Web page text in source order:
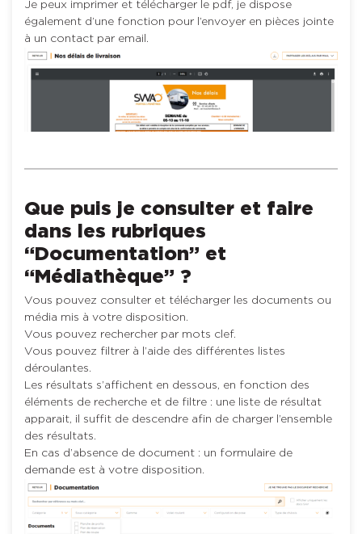
Je peux imprimer et télécharger le pdf, je dispose
également d’une fonction pour l’envoyer en pièces jointe
à un contact par email.
Que puis je consulter et faire
dans les rubriques
“Documentation” et
“Médiathèque” ?
Vous pouvez consulter et télécharger les documents ou
média mis à votre disposition.
Vous pouvez rechercher par mots clef.
Vous pouvez filtrer à l’aide des différentes listes
déroulantes.
Les résultats s’affichent en dessous, en fonction des
éléments de recherche et de filtre : une liste de résultat
apparait, il suffit de descendre afin de charger l’ensemble
des résultats.
En cas d’absence de document : un formulaire de
demande est à votre disposition.